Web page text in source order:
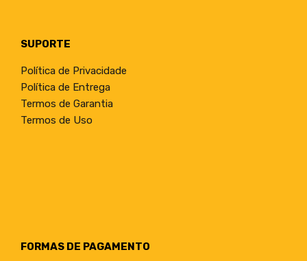
SUPORTE
Política de Privacidade
Política de Entrega
Termos de Garantia
Termos de Uso
FORMAS DE PAGAMENTO